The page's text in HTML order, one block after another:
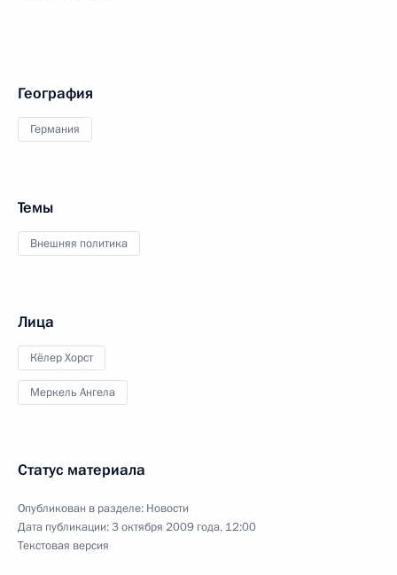
География
Германия
Темы
Внешняя политика
Лица
Кёлер Хорст
Меркель Ангела
Статус материала
Опубликован в разделе: Новости
Дата публикации:3 октября 2009 года, 12:00
Текстовая версия